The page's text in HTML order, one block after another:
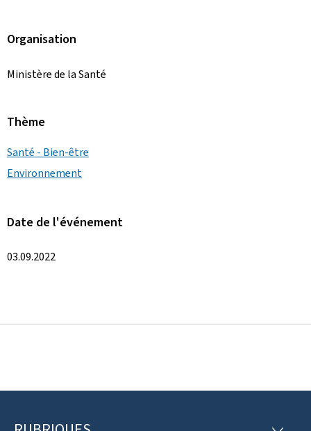
Organisation
Ministère de la Santé
Thème
Santé - Bien-être
Environnement
Date de l'événement
03.09.2022